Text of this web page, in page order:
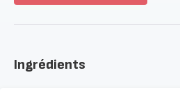
gamme
Ingrédients